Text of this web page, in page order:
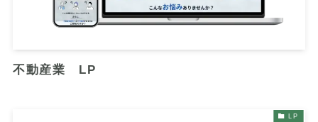
不動産業 LP
LP